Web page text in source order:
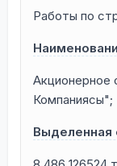
Работы по
Акционерное
Компаниясы";
Выделенная